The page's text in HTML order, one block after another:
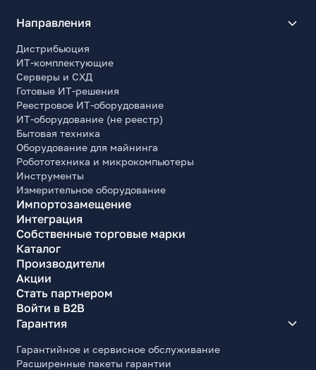
Направления
Дистрибьюция
ИТ-комплектующие
Серверы и СХД
Готовые ИТ-решения
Реестровое ИТ-оборудование
ИТ-оборудование (не реестр)
Бытовая техника
Оборудование для майнинга
Робототехника и микрокомпьютеры
Инструменты
Измерительное оборудование
Импортозамещение
Интеграция
Собственные торговые марки
Каталог
Производители
Акции
Стать партнером
Войти в B2B
Гарантия
Гарантийное и сервисное обслуживание
Расширенные пакеты гарантии